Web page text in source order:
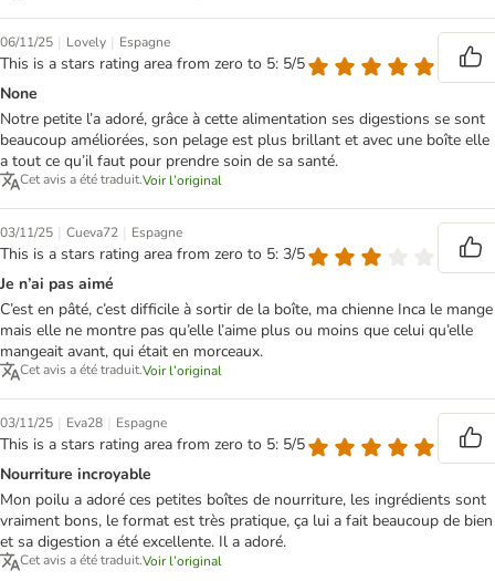
06/11/25 | Lovely | Espagne
This is a stars rating area from zero to 5: 5/5
None
Notre petite l’a adoré, grâce à cette alimentation ses digestions se sont
beaucoup améliorées, son pelage est plus brillant et avec une boîte elle
a tout ce qu’il faut pour prendre soin de sa santé.
Cet avis a été traduit.Voir l’original
03/11/25 | Cueva72 | Espagne
This is a stars rating area from zero to 5: 3/5
Je n’ai pas aimé
C’est en pâté, c’est difficile à sortir de la boîte, ma chienne Inca le mange
mais elle ne montre pas qu’elle l’aime plus ou moins que celui qu’elle
mangeait avant, qui était en morceaux.
Cet avis a été traduit.Voir l’original
03/11/25 | Eva28 | Espagne
This is a stars rating area from zero to 5: 5/5
Nourriture incroyable
Mon poilu a adoré ces petites boîtes de nourriture, les ingrédients sont
vraiment bons, le format est très pratique, ça lui a fait beaucoup de bien
et sa digestion a été excellente. Il a adoré.
Cet avis a été traduit.Voir l’original